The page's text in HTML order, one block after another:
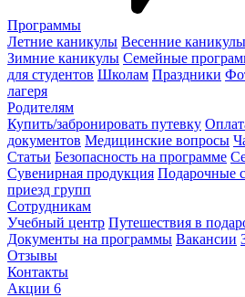
Программы
Летние каникулы Весенние каникулы
Зимние каникулы Семейные
для студентов Школам Праздники
лагеря
Родителям
Купить/забронировать путевку
документов Медицинские вопросы
Статьи Безопасность на программе
Сувенирная продукция Подарочные
приезд групп
Сотрудникам
Учебный центр Путешествия в
Документы на программы Вакансии
Отзывы
Контакты
Акции 6